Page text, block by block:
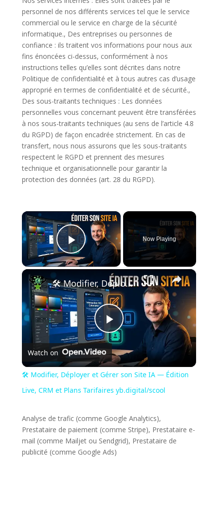
personnel de nos différents services tel que le service
commercial ou le service en charge de la sécurité
informatique., Des entreprises ou personnes de
confiance : ils traitent vos informations pour nous aux
fins énoncées ci-dessus, conformément à nos
instructions telles qu’elles sont décrites dans notre
Politique de confidentialité et à tous autres cas d’usage
approprié en termes de confidentialité et de sécurité.,
Des sous-traitants techniques : Les données
personnelles vous concernant peuvent être transférées
à nos sous-traitants techniques (au sens de l’article 4.8
du RGPD) de façon encadrée strictement. En cas de
transfert, nous nous assurons que les sous-traitants
respectent le RGPD et prennent des mesures
technique et organisationnelle pour garantir la
protection des données (art. 28 du RGPD).
×
Play Video
Now Playing
×
Play
Video
🛠️ Modifier, Déployer et Gérer son Site IA — Édition Live, CRM et Plans Tarifaires yb.digital/scool
Watch on
🛠️ Modifier, Déployer et Gérer son Site IA — Édition
Live, CRM et Plans Tarifaires yb.digital/scool
Analyse de trafic (comme Google Analytics),
Prestataire de paiement (comme Stripe), Prestataire e-
mail (comme Mailjet ou Sendgrid), Prestataire de
publicité (comme Google Ads)